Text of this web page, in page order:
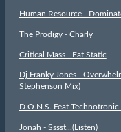
Human Resource -
The Prodigy - Charly
Critical Mass - Eat Static
Dj Franky Jones -
Stephenson Mix)
D.O.N.S. Feat
Jonah - Sssst...(Listen)